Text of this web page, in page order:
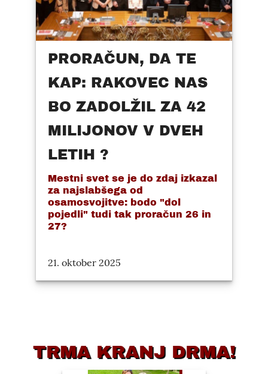
PRORAČUN, DA TE
KAP: RAKOVEC NAS
BO ZADOLŽIL ZA 42
MILIJONOV V DVEH
LETIH ?
Mestni svet se je do zdaj izkazal
za najslabšega od
osamosvojitve: bodo "dol
pojedli" tudi tak proračun 26 in
27?
21. oktober 2025
TRMA KRANJ DRMA!